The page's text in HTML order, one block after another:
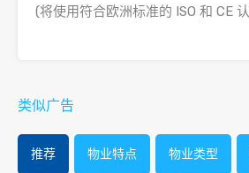
(将使用符合欧洲标准的 ISO 和 CE 认
类似广告
推荐 物业特点 物业类型